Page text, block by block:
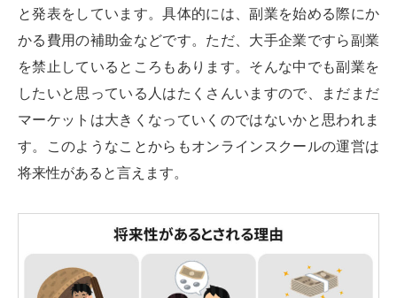
と発表をしています。具体的には、副業を始める際にか
かる費用の補助金などです。ただ、大手企業ですら副業
を禁止しているところもあります。そんな中でも副業を
したいと思っている人はたくさんいますので、まだまだ
マーケットは大きくなっていくのではないかと思われま
す。このようなことからもオンラインスクールの運営は
将来性があると言えます。